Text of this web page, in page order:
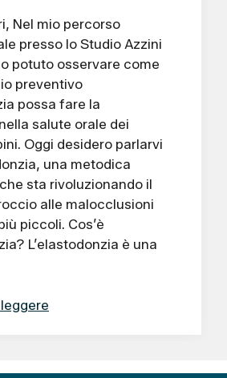
Nel mio percorso
presso lo Studio Azzini
potuto osservare come
preventivo
possa fare la
salute orale dei
Oggi desidero parlarvi
una metodica
sta rivoluzionando il
alle malocclusioni
piccoli. Cos’è
L’elastodonzia è una